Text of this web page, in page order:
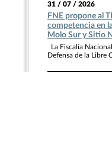
31 / 07 / 2026
FNE propone al
competencia en
Molo Sur y Sitio
La Fiscalía
Defensa de la Libre